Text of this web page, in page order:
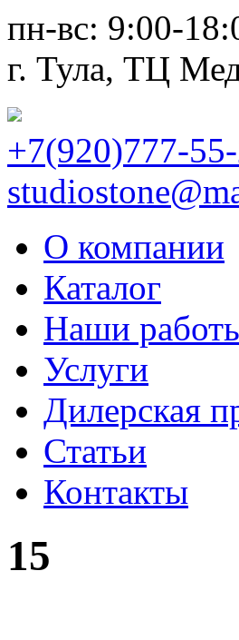
пн-вс: 9:00-
г. Тула, ТЦ
+7(920)777-
О компании
Каталог
Наши
Услуги
Дилерская
Статьи
Контакты
15